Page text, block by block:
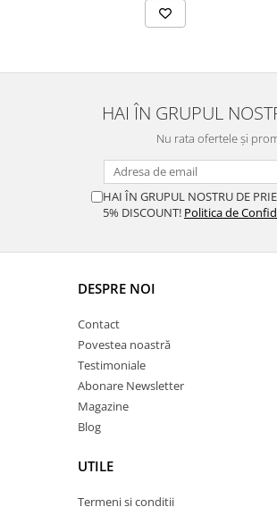
HAI ÎN GRUPUL
Nu rata ofertele și
HAI ÎN GRUPUL NOSTRU DE
5% DISCOUNT! Politica de
DESPRE NOI
Contact
Povestea noastră
Testimoniale
Abonare Newsletter
Magazine
Blog
UTILE
Termeni si conditii